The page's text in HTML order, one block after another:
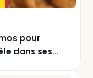
pour
dans ses